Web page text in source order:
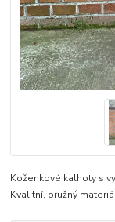
Koženkové kalhoty s
Kvalitní, pružný